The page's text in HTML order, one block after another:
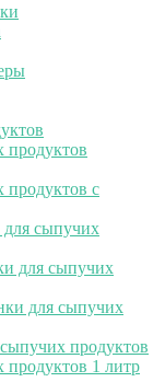
продуктов
продуктов с
сыпучих
для сыпучих
для сыпучих
продуктов
продуктов 1 литр